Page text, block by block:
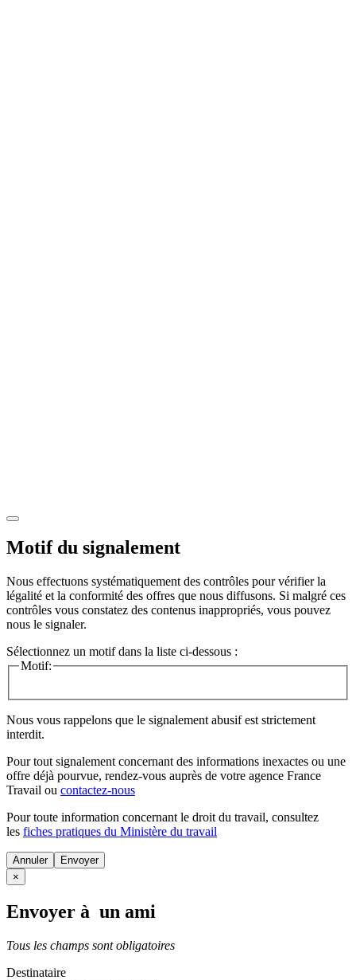
Motif du signalement
Nous effectuons systématiquement des contrôles pour vérifier la
légalité et la conformité des offres que nous diffusons. Si malgré ces
contrôles vous constatez des contenus inappropriés, vous pouvez
nous le signaler.
Sélectionnez un motif dans la liste ci-dessous :
Motif:
Nous vous rappelons que le signalement abusif est strictement
interdit.
Pour tout signalement concernant des informations inexactes ou une
offre déjà pourvue, rendez-vous auprès de votre agence France
Travail ou contactez-nous
Pour toute information concernant le droit du travail, consultez
les fiches pratiques du Ministère du travail
Annuler
×
Envoyer à un ami
Tous les champs sont obligatoires
Destinataire